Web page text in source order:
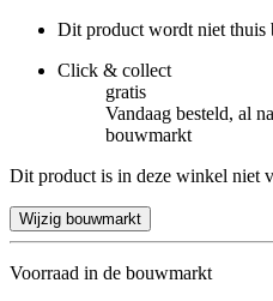
Dit product wordt niet thuis
Click & collect
gratis
Vandaag besteld, al
bouwmarkt
Dit product is in deze winkel niet
Wijzig bouwmarkt
Voorraad in de bouwmarkt